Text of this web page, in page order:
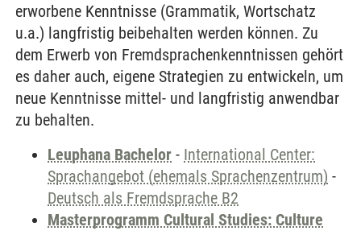
erworbene Kenntnisse (Grammatik, Wortschatz
u.a.) langfristig beibehalten werden können. Zu
dem Erwerb von Fremdsprachenkenntnissen gehört
es daher auch, eigene Strategien zu entwickeln, um
neue Kenntnisse mittel- und langfristig anwendbar
zu behalten.
Leuphana Bachelor - International Center:
Sprachangebot (ehemals Sprachenzentrum) -
Deutsch als Fremdsprache B2
Masterprogramm Cultural Studies: Culture